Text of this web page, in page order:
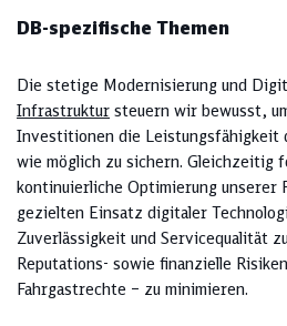
DB-spezifische Themen
Die stetige Modernisierung und
Infrastruktur steuern wir bewusst,
Investitionen die Leistungsfähigkeit
wie möglich zu sichern. Gleichzeitig
kontinuierliche Optimierung unserer
gezielten Einsatz digitaler
Zuverlässigkeit und Servicequalität
Reputations- sowie finanzielle
Fahrgastrechte – zu minimieren.